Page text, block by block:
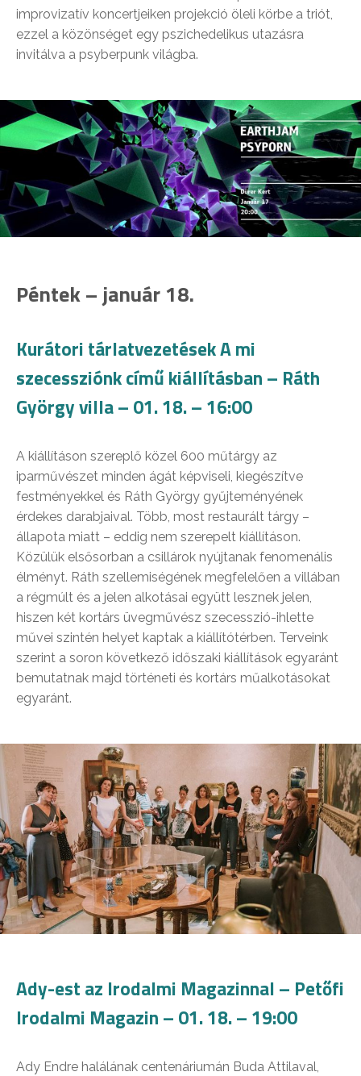
improvizatív koncertjeiken projekció öleli körbe a triót,
ezzel a közönséget egy pszichedelikus utazásra
invitálva a psyberpunk világba.
Péntek – január 18.
Kurátori tárlatvezetések A mi
szecessziónk című kiállításban – Ráth
György villa – 01. 18. – 16:00
A kiállításon szereplő közel 600 műtárgy az
iparművészet minden ágát képviseli, kiegészítve
festményekkel és Ráth György gyűjteményének
érdekes darabjaival. Több, most restaurált tárgy –
állapota miatt – eddig nem szerepelt kiállításon.
Közülük elsősorban a csillárok nyújtanak fenomenális
élményt. Ráth szellemiségének megfelelően a villában
a régmúlt és a jelen alkotásai együtt lesznek jelen,
hiszen két kortárs üvegművész szecesszió-ihlette
művei szintén helyet kaptak a kiállítótérben. Terveink
szerint a soron következő időszaki kiállítások egyaránt
bemutatnak majd történeti és kortárs műalkotásokat
egyaránt.
Ady-est az Irodalmi Magazinnal – Petőfi
Irodalmi Magazin – 01. 18. – 19:00
Ady Endre halálának centenáriumán Buda Attilaval,